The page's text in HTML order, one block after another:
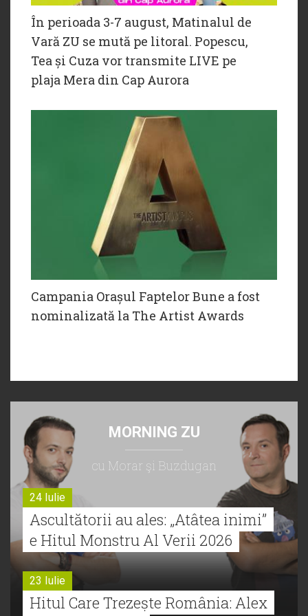
În perioada 3-7 august, Matinalul de
Vară ZU se mută pe litoral. Popescu,
Tea și Cuza vor transmite LIVE pe
plaja Mera din Cap Aurora
Campania Orașul Faptelor Bune a fost
nominalizată la The Artist Awards
MORNING ZU
cu Morar şi Buzdugan
24 Iulie
Ascultătorii au ales: „Atâtea inimi”
e Hitul Monstru Al Verii 2026
23 Iulie
Hitul Care Trezește România: Alex